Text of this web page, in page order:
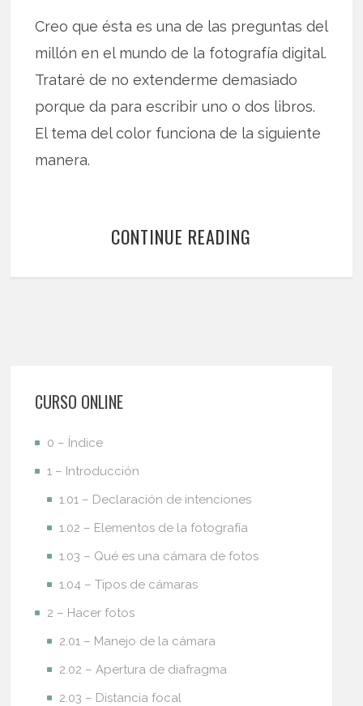
Creo que ésta es una de las preguntas del
millón en el mundo de la fotografía digital.
Trataré de no extenderme demasiado
porque da para escribir uno o dos libros.
El tema del color funciona de la siguiente
manera.
CONTINUE READING
CURSO ONLINE
0 – Índice
1 – Introducción
1.01 – Declaración de intenciones
1.02 – Elementos de la fotografía
1.03 – Qué es una cámara de fotos
1.04 – Tipos de cámaras
2 – Hacer fotos
2.01 – Manejo de la cámara
2.02 – Apertura de diafragma
2.03 – Distancia focal